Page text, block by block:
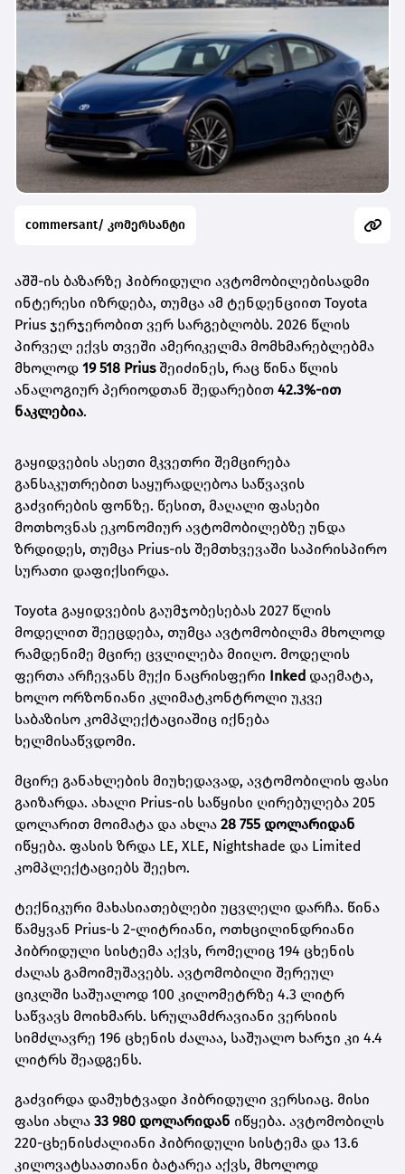
commersant/ კომერსანტი
აშშ-ის ბაზარზე ჰიბრიდული ავტომობილებისადმი
ინტერესი იზრდება, თუმცა ამ ტენდენციით Toyota
Prius ჯერჯერობით ვერ სარგებლობს. 2026 წლის
პირველ ექვს თვეში ამერიკელმა მომხმარებლებმა
მხოლოდ 19 518 Priusშეიძინეს, რაც წინა წლის
ანალოგიურ პერიოდთან შედარებით 42.3%-ით
ნაკლებია.
გაყიდვების ასეთი მკვეთრი შემცირება
განსაკუთრებით საყურადღებოა საწვავის
გაძვირების ფონზე. წესით, მაღალი ფასები
მოთხოვნას ეკონომიურ ავტომობილებზე უნდა
ზრდიდეს, თუმცა Prius-ის შემთხვევაში საპირისპირო
სურათი დაფიქსირდა.
Toyota გაყიდვების გაუმჯობესებას 2027 წლის
მოდელით შეეცდება, თუმცა ავტომობილმა მხოლოდ
რამდენიმე მცირე ცვლილება მიიღო. მოდელის
ფერთა არჩევანს მუქი ნაცრისფერი Inked დაემატა,
ხოლო ორზონიანი კლიმატკონტროლი უკვე
საბაზისო კომპლექტაციაშიც იქნება
ხელმისაწვდომი.
მცირე განახლების მიუხედავად, ავტომობილის ფასი
გაიზარდა. ახალი Prius-ის საწყისი ღირებულება 205
დოლარით მოიმატა და ახლა 28 755 დოლარიდან
იწყება. ფასის ზრდა LE, XLE, Nightshade და Limited
კომპლექტაციებს შეეხო.
ტექნიკური მახასიათებლები უცვლელი დარჩა. წინა
წამყვან Prius-ს 2-ლიტრიანი, ოთხცილინდრიანი
ჰიბრიდული სისტემა აქვს, რომელიც 194 ცხენის
ძალას გამოიმუშავებს. ავტომობილი შერეულ
ციკლში საშუალოდ 100 კილომეტრზე 4.3 ლიტრ
საწვავს მოიხმარს. სრულამძრავიანი ვერსიის
სიმძლავრე 196 ცხენის ძალაა, საშუალო ხარჯი კი 4.4
ლიტრს შეადგენს.
გაძვირდა დამუხტვადი ჰიბრიდული ვერსიაც. მისი
ფასი ახლა 33 980 დოლარიდან იწყება. ავტომობილს
220-ცხენისძალიანი ჰიბრიდული სისტემა და 13.6
კილოვატსაათიანი ბატარეა აქვს, მხოლოდ